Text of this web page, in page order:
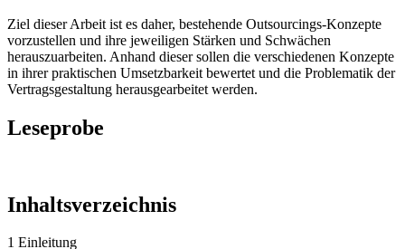
Ziel dieser Arbeit ist es daher, bestehende Outsourcings-Konzepte
vorzustellen und ihre jeweiligen Stärken und Schwächen
herauszuarbeiten. Anhand dieser sollen die verschiedenen Konzepte
in ihrer praktischen Umsetzbarkeit bewertet und die Problematik der
Vertragsgestaltung herausgearbeitet werden.
Leseprobe
Inhaltsverzeichnis
1 Einleitung